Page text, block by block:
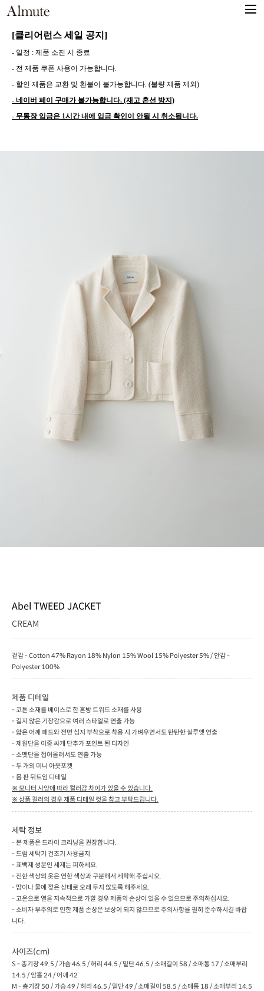
[클리어런스 세일 공지]
- 일정 : 제품 소진 시 종료
- 전 제품 쿠폰 사용이 가능합니다.
- 할인 제품은 교환 및 환불이 불가능합니다. (불량 제품 제외)
- 네이버 페이 구매가 불가능합니다. (재고 혼선 방지)
- 무통장 입금은 1시간 내에 입금 확인이 안될 시 취소됩니다.
Abel TWEED JACKET
CREAM
겉감 - Cotton 47% Rayon 18% Nylon 15% Wool 15% Polyester 5% / 안감 -
Polyester 100%
제품 디테일
- 코튼 소재를 베이스로 한 혼방 트위드 소재를 사용
- 길지 않은 기장감으로 여러 스타일로 연출 가능
- 얇은 어깨 패드와 전면 심지 부착으로 착용 시 가벼우면서도 탄탄한 실루엣 연출
- 제원단을 이중 싸개 단추가 포인트 된 디자인
- 소맷단을 접어올려서도 연출 가능
- 두 개의 미니 아웃포켓
- 몸 판 뒤트임 디테일
※ 모니터 사양에 따라 컬러감 차이가 있을 수 있습니다.
※ 상품 컬러의 경우 제품 디테일 컷을 참고 부탁드립니다.
세탁 정보
- 본 제품은 드라이 크리닝을 권장합니다.
- 드럼 세탁기 건조기 사용금지
- 표백제 성분인 세제는 피하세요.
- 진한 색상의 옷은 연한 색상과 구분해서 세탁해 주십시오.
- 땀이나 물에 젖은 상태로 오래 두지 않도록 해주세요.
- 고온으로 열을 지속적으로 가할 경우 제품의 손상이 있을 수 있으므로 주의하십시오.
- 소비자 부주의로 인한 제품 손상은 보상이 되지 않으므로 주의사항을 필히 준수하시길 바랍
니다.
사이즈(cm)
S - 총기장 49.5 / 가슴 46.5 / 허리 44.5 / 밑단 46.5 / 소매길이 58 / 소매통 17 / 소매부리
14.5 / 암홀 24 / 어깨 42
M - 총기장 50 / 가슴 49 / 허리 46.5 / 밑단 49 / 소매길이 58.5 / 소매통 18 / 소매부리 14.5